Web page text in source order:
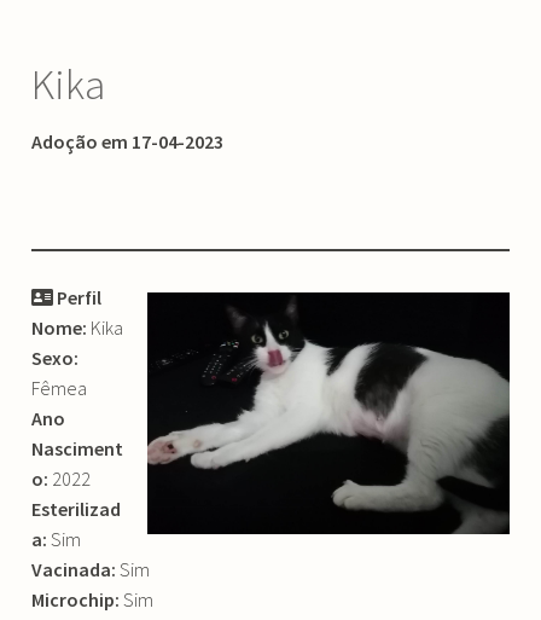
Kika
Adoção em 17-04-2023
Perfil
Nome: Kika
Sexo:
Fêmea
Ano
Nasciment
o: 2022
Esterilizad
a: Sim
Vacinada: Sim
Microchip:Sim